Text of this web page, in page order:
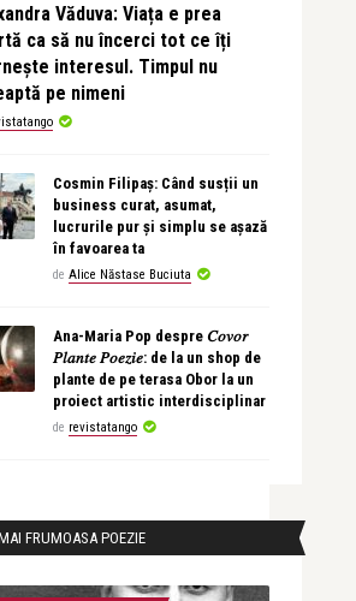
Văduva: Viața e prea
ca să nu încerci tot ce îți
interesul. Timpul nu
pe nimeni
Cosmin Filipaș: Când susții un
business curat, asumat,
lucrurile pur și simplu se așază
în favoarea ta
de Alice Năstase Buciuta
Ana-Maria Pop despre 𝐶𝑜𝑣𝑜𝑟
𝑃𝑙𝑎𝑛𝑡𝑒 𝑃𝑜𝑒𝑧𝑖𝑒: de la un shop de
plante de pe terasa Obor la un
proiect artistic interdisciplinar
de revistatango
FRUMOASA POEZIE